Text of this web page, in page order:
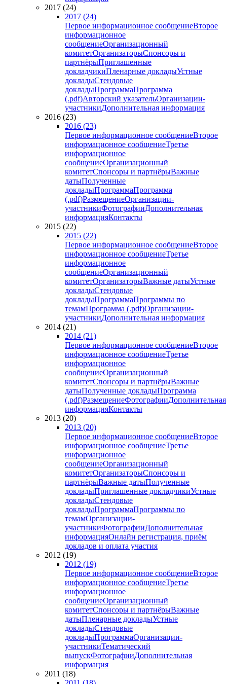
2017 (24)
2017 (24)
Первое информационное сообщениеВторое
информационное
сообщениеОрганизационный
комитетОрганизаторыСпонсоры и
партнёрыПриглашенные
докладчикиПленарные докладыУстные
докладыСтендовые
докладыПрограммаПрограмма
(.pdf)Авторский указательОрганизации-
участникиДополнительная информация
2016 (23)
2016 (23)
Первое информационное сообщениеВторое
информационное сообщениеТретье
информационное
сообщениеОрганизационный
комитетСпонсоры и партнёрыВажные
датыПолученные
докладыПрограммаПрограмма
(.pdf)РазмещениеОрганизации-
участникиФотографииДополнительная
информацияКонтакты
2015 (22)
2015 (22)
Первое информационное сообщениеВторое
информационное сообщениеТретье
информационное
сообщениеОрганизационный
комитетОрганизаторыВажные датыУстные
докладыСтендовые
докладыПрограммаПрограммы по
темамПрограмма (.pdf)Организации-
участникиДополнительная информация
2014 (21)
2014 (21)
Первое информационное сообщениеВторое
информационное сообщениеТретье
информационное
сообщениеОрганизационный
комитетСпонсоры и партнёрыВажные
датыПолученные докладыПрограмма
(.pdf)РазмещениеФотографииДополнительная
информацияКонтакты
2013 (20)
2013 (20)
Первое информационное сообщениеВторое
информационное сообщениеТретье
информационное
сообщениеОрганизационный
комитетОрганизаторыСпонсоры и
партнёрыВажные датыПолученные
докладыПриглашенные докладчикиУстные
докладыСтендовые
докладыПрограммаПрограммы по
темамОрганизации-
участникиФотографииДополнительная
информацияОнлайн регистрация, приём
докладов и оплата участия
2012 (19)
2012 (19)
Первое информационное сообщениеВторое
информационное сообщениеТретье
информационное
сообщениеОрганизационный
комитетСпонсоры и партнёрыВажные
датыПленарные докладыУстные
докладыСтендовые
докладыПрограммаОрганизации-
участникиТематический
выпускФотографииДополнительная
информация
2011 (18)